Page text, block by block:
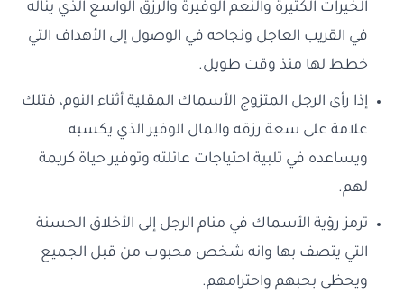
الخيرات الكثيرة والنعم الوفيرة والرزق الواسع الذي يناله
في القريب العاجل ونجاحه في الوصول إلى الأهداف التي
خطط لها منذ وقت طويل.
إذا رأى الرجل المتزوج الأسماك المقلية أثناء النوم، فتلك
علامة على سعة رزقه والمال الوفير الذي يكسبه
ويساعده في تلبية احتياجات عائلته وتوفير حياة كريمة
لهم.
ترمز رؤية الأسماك في منام الرجل إلى الأخلاق الحسنة
التي يتصف بها وانه شخص محبوب من قبل الجميع
ويحظى بحبهم واحترامهم.